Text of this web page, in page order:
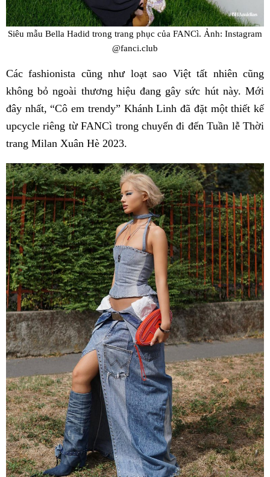
Siêu mẫu Bella Hadid trong trang phục của FANCì. Ảnh: Instagram
@fanci.club
Các fashionista cũng như loạt sao Việt tất nhiên cũng
không bỏ ngoài thương hiệu đang gây sức hút này. Mới
đây nhất, “Cô em trendy” Khánh Linh đã đặt một thiết kế
upcycle riêng từ FANCì trong chuyến đi đến Tuần lễ Thời
trang Milan Xuân Hè 2023.